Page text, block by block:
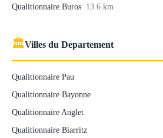
Qualitionnaire Buros 13.6 km
🏛Villes du Departement
Qualitionnaire Pau
Qualitionnaire Bayonne
Qualitionnaire Anglet
Qualitionnaire Biarritz